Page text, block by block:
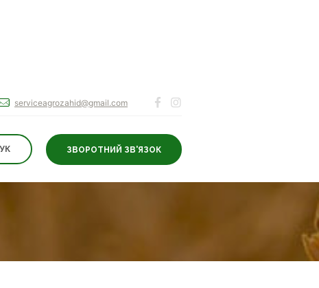
ЗВОРОТНИЙ ЗВ'ЯЗОК
serviceagrozahid@gmail.com